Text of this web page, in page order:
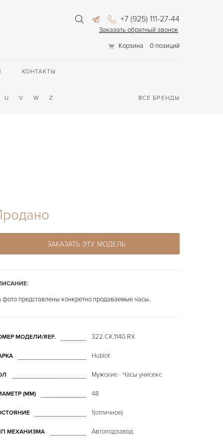
+7 (925) 111-27-44
Заказать обратный звонок
Корзина
0 позиций
КОНТАКТЫ
U V W Z ВСЕ БРЕНДЫ
ЗАКАЗАТЬ ЭТУ МОДЕЛЬ
фото представлены конкретно продаваемые часы.
МОДЕЛИ/REF. 322.CK.1140.RX
Hublot
Мужские - Часы унисекс
(MM) 48
1(отличное)
МЕХАНИЗМА Автоподзавод